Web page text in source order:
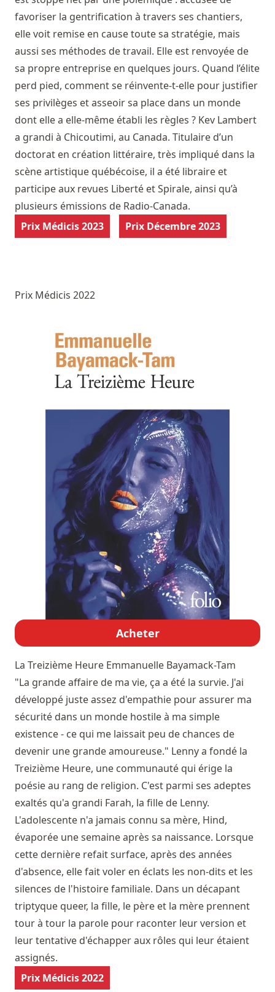
favoriser la gentrification à travers ses chantiers,
elle voit remise en cause toute sa stratégie, mais
aussi ses méthodes de travail. Elle est renvoyée de
sa propre entreprise en quelques jours. Quand l’élite
perd pied, comment se réinvente-t-elle pour justifier
ses privilèges et asseoir sa place dans un monde
dont elle a elle-même établi les règles ? Kev Lambert
a grandi à Chicoutimi, au Canada. Titulaire d’un
doctorat en création littéraire, très impliqué dans la
scène artistique québécoise, il a été libraire et
participe aux revues Liberté et Spirale, ainsi qu’à
plusieurs émissions de Radio-Canada.
Prix Médicis 2023
Prix Décembre 2023
Prix Médicis 2022
Acheter
La Treizième Heure Emmanuelle Bayamack-Tam
"La grande affaire de ma vie, ça a été la survie. J'ai
développé juste assez d'empathie pour assurer ma
sécurité dans un monde hostile à ma simple
existence - ce qui me laissait peu de chances de
devenir une grande amoureuse." Lenny a fondé la
Treizième Heure, une communauté qui érige la
poésie au rang de religion. C'est parmi ses adeptes
exaltés qu'a grandi Farah, la fille de Lenny.
L'adolescente n'a jamais connu sa mère, Hind,
évaporée une semaine après sa naissance. Lorsque
cette dernière refait surface, après des années
d'absence, elle fait voler en éclats les non-dits et les
silences de l'histoire familiale. Dans un décapant
triptyque queer, la fille, le père et la mère prennent
tour à tour la parole pour raconter leur version et
leur tentative d'échapper aux rôles qui leur étaient
assignés.
Prix Médicis 2022